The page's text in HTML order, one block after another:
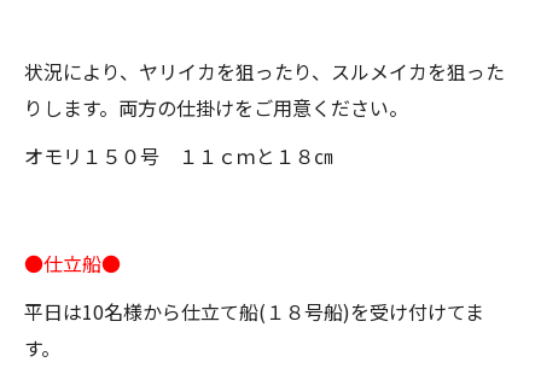
状況により、ヤリイカを狙ったり、スルメイカを狙った
りします。両方の仕掛けをご用意ください。
オモリ１５０号 １１ｃｍと１８㎝
●仕立船●
平日は10名様から仕立て船(１８号船)を受け付けてま
す。